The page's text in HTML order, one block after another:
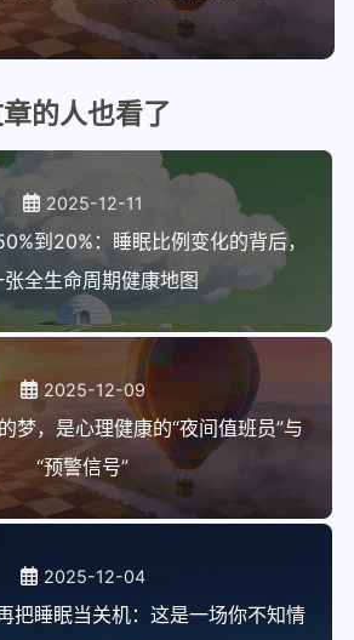
的人也看了
2025-12-11
到20%：睡眠比例变化的背后，
张全生命周期健康地图
2025-12-09
梦，是心理健康的“夜间值班员”与
“预警信号”
2025-12-04
把睡眠当关机：这是一场你不知情